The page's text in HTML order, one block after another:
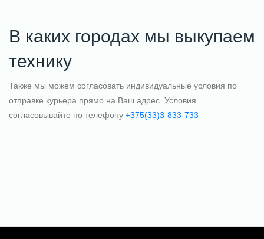
В каких городах мы выкупаем
технику
Также мы можем согласовать индивидуальные условия по
отправке курьера прямо на Ваш адрес. Условия
согласовывайте по телефону +375(33)3-833-733